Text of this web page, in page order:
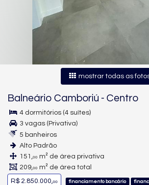
mostrar todas as
Balneário Camboriú - Centro
4 dormitórios (4 suítes)
3 vagas (Privativa)
5 banheiros
Alto Padrão
151,00 m² de área privativa
209,00 m² de área total
R$ 2.850.000,00 financiamento bancário